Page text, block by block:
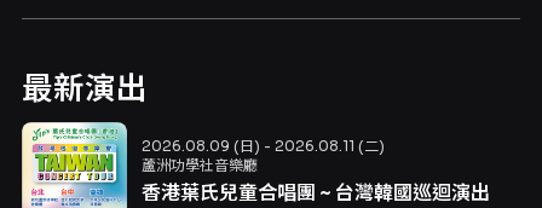
最新演出
2026.08.09 (日) - 2026.08.11 (二)
蘆洲功學社音樂廳
香港葉氏兒童合唱團 ~ 台灣韓國巡迴演出